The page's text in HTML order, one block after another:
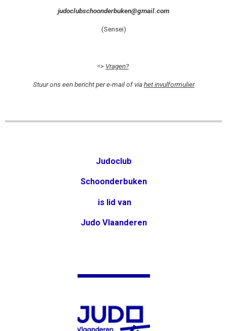
judoclubschoonderbuken@gmail.com
(Sensei)
=> Vragen?
Stuur ons een bericht per e-mail of viahet invulformulier
Judoclub
Schoonderbuken
is lid van
Judo Vlaanderen